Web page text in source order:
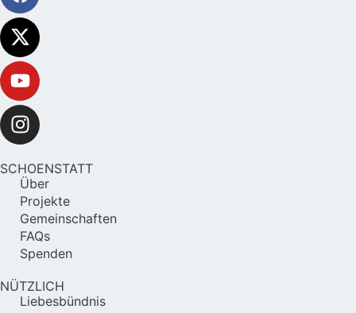
SCHOENSTATT
Über
Projekte
Gemeinschaften
FAQs
Spenden
NÜTZLICH
Liebesbündnis